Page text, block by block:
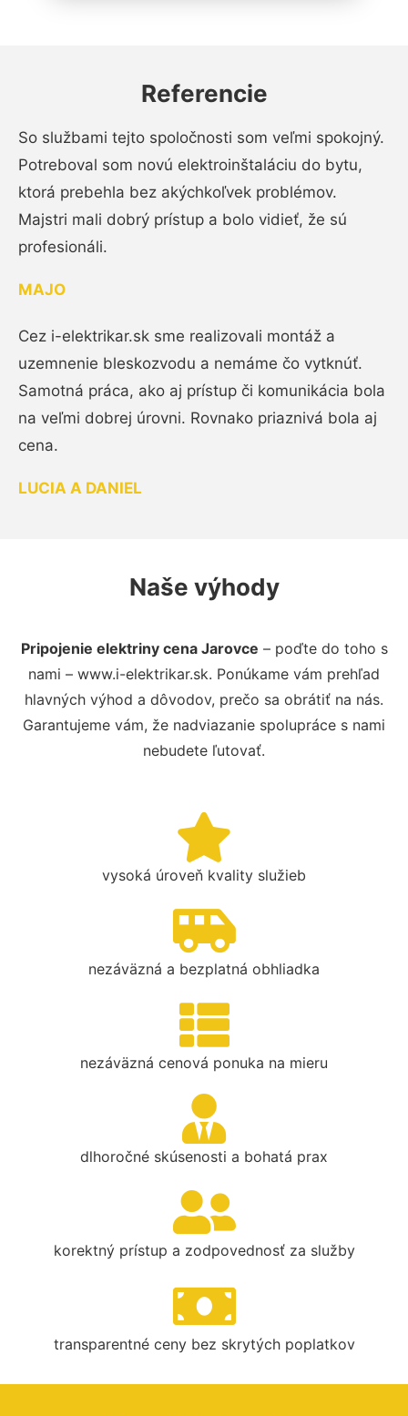
Referencie
So službami tejto spoločnosti som veľmi spokojný.
Potreboval som novú elektroinštaláciu do bytu,
ktorá prebehla bez akýchkoľvek problémov.
Majstri mali dobrý prístup a bolo vidieť, že sú
profesionáli.
MAJO
Cez i-elektrikar.sk sme realizovali montáž a
uzemnenie bleskozvodu a nemáme čo vytknúť.
Samotná práca, ako aj prístup či komunikácia bola
na veľmi dobrej úrovni. Rovnako priaznivá bola aj
cena.
LUCIA A DANIEL
Naše výhody
Pripojenie elektriny cena Jarovce – poďte do toho s
nami – www.i-elektrikar.sk. Ponúkame vám prehľad
hlavných výhod a dôvodov, prečo sa obrátiť na nás.
Garantujeme vám, že nadviazanie spolupráce s nami
nebudete ľutovať.
vysoká úroveň kvality služieb
nezáväzná a bezplatná obhliadka
nezáväzná cenová ponuka na mieru
dlhoročné skúsenosti a bohatá prax
korektný prístup a zodpovednosť za služby
transparentné ceny bez skrytých poplatkov